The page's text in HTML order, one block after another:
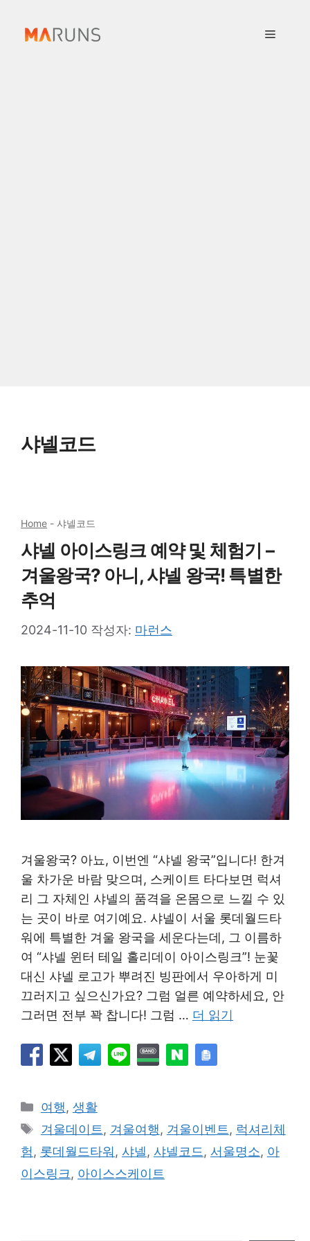
메
샤넬코드
Home - 샤넬코드
샤넬 아이스링크 예약 및 체험기 –
겨울왕국? 아니, 샤넬 왕국! 특별한
추억
2024-11-10 작성자: 마런스
겨울왕국? 아뇨, 이번엔 “샤넬 왕국”입니다! 한겨
울 차가운 바람 맞으며, 스케이트 타다보면 럭셔
리 그 자체인 샤넬의 품격을 온몸으로 느낄 수 있
는 곳이 바로 여기예요. 샤넬이 서울 롯데월드타
워에 특별한 겨울 왕국을 세운다는데, 그 이름하
여 “샤넬 윈터 테일 홀리데이 아이스링크”! 눈꽃
대신 샤넬 로고가 뿌려진 빙판에서 우아하게 미
끄러지고 싶으신가요? 그럼 얼른 예약하세요, 안
그러면 전부 꽉 찹니다! 그럼 … 더 읽기
카
테
리
여행, 생활
태
그
겨울데이트 , 겨울여행, 겨울이벤트 , 럭셔리체
험, 롯데월드타워, 샤넬, 샤넬코드 , 서울명소, 아
이스링크, 아이스스케이트